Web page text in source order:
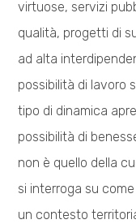
virtuose, servizi
qualità, progetti di
ad alta
possibilità di lavoro
tipo di dinamica
possibilità di
non è quello della
si interroga su
un contesto